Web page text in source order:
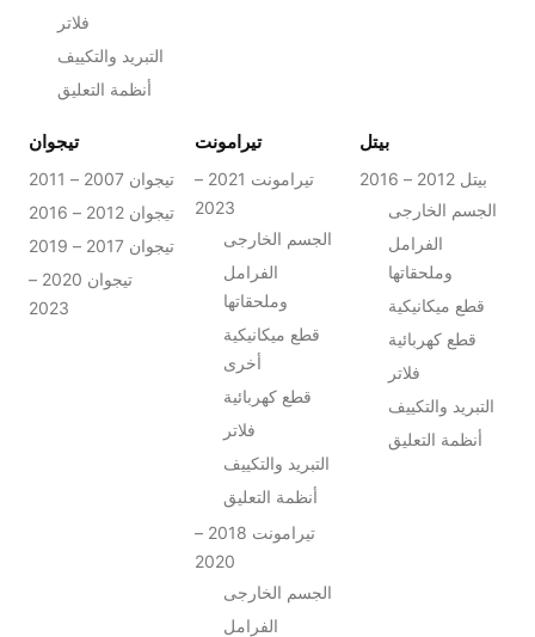
فلاتر
التبريد والتكييف
أنظمة التعليق
تيجوان
تيجوان 2007 – 2011
تيجوان 2012 – 2016
تيجوان 2017 – 2019
تيجوان 2020 –
2023
تيرامونت
تيرامونت 2021 –
2023
الجسم الخارجى
الفرامل
وملحقاتها
قطع ميكانيكية
أخرى
قطع كهربائية
فلاتر
التبريد والتكييف
أنظمة التعليق
تيرامونت 2018 –
2020
الجسم الخارجى
الفرامل
بيتل
بيتل 2012 – 2016
الجسم الخارجى
الفرامل
وملحقاتها
قطع ميكانيكية
قطع كهربائية
فلاتر
التبريد والتكييف
أنظمة التعليق